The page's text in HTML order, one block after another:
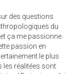
des questions
du
ça me passionne.
passion en
le plus
les réalitées sont